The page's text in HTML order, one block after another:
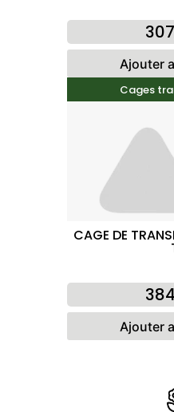
Ajouter
Cages
CAGE DE
Ajouter